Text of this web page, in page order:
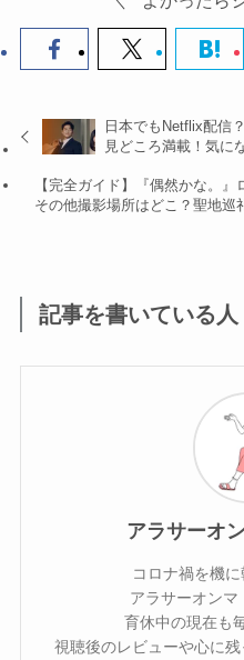
日本でもNetflix配信
見どころ満載！気に
【完全ガイド】『偶然かな。』
その他撮影場所はどこ？聖地巡
記事を書いている人
アラサーオ
コロナ禍を機
アラサーオンマ
育休中の現在も
視聴後のレビューや心に